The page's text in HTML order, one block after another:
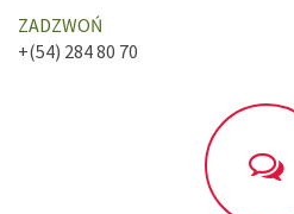
ZADZWOŃ
+(54) 284 80 70